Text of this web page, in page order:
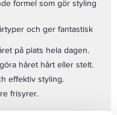
formel som gör styling
och ger fantastisk
på plats hela dagen.
håret hårt eller stelt.
effektiv styling.
frisyrer.